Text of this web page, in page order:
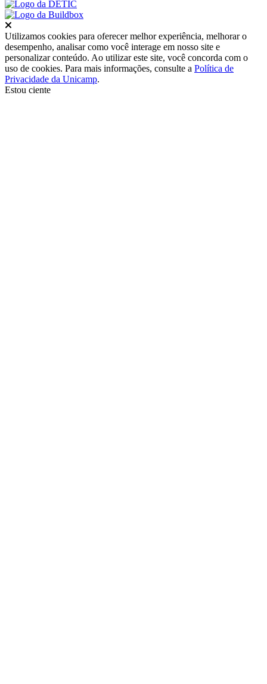
Utilizamos cookies para oferecer melhor experiência, melhorar o
desempenho, analisar como você interage em nosso site e
personalizar conteúdo. Ao utilizar este site, você concorda com o
uso de cookies. Para mais informações, consulte a Política de
Privacidade da Unicamp.
Estou ciente